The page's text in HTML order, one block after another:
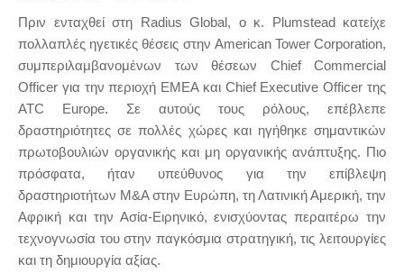
Πριν ενταχθεί στη Radius Global, ο κ. Plumstead κατείχε
πολλαπλές ηγετικές θέσεις στην American Tower Corporation,
συμπεριλαμβανομένων των θέσεων Chief Commercial
Officer για την περιοχή EMEA και Chief Executive Officer της
ATC Europe. Σε αυτούς τους ρόλους, επέβλεπε
δραστηριότητες σε πολλές χώρες και ηγήθηκε σημαντικών
πρωτοβουλιών οργανικής και μη οργανικής ανάπτυξης. Πιο
πρόσφατα, ήταν υπεύθυνος για την επίβλεψη
δραστηριοτήτων M&A στην Ευρώπη, τη Λατινική Αμερική, την
Αφρική και την Ασία-Ειρηνικό, ενισχύοντας περαιτέρω την
τεχνογνωσία του στην παγκόσμια στρατηγική, τις λειτουργίες
και τη δημιουργία αξίας.